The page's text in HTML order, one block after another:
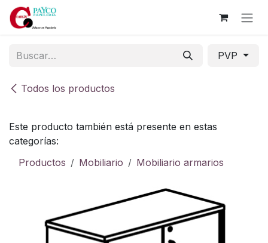
Ir al contenido
Todos los productos
PVP
Este producto también está presente en estas
categorías:
Productos
Mobiliario Mobiliario armarios